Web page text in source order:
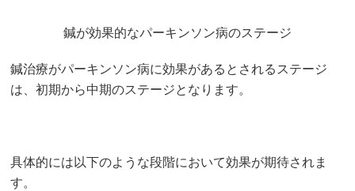
鍼が効果的なパーキンソン病のステージ
鍼治療がパーキンソン病に効果があるとされるステージ
は、初期から中期のステージとなります。
具体的には以下のような段階において効果が期待されま
す。